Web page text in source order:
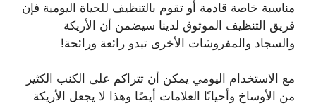
مناسبة خاصة قادمة أو تقوم بالتنظيف للحياة اليومية فإن
فريق التنظيف الموثوق لدينا سيضمن أن الأريكة
والسجاد والمفروشات الأخرى تبدو رائعة ورائحة!
مع الاستخدام اليومي يمكن أن تتراكم على الكنب الكثير
من الأوساخ وأحيانًا العلامات أيضًا وهذا لا يجعل الأريكة